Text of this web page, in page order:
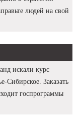
людей на свой
искали курс
Сибирское. Заказать
госпрограммы